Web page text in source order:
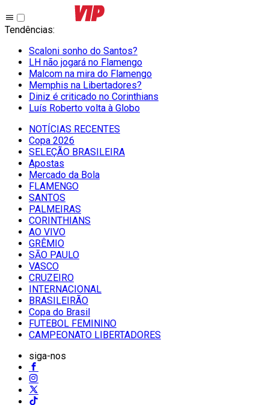
Tendências:
Scaloni sonho do Santos?
LH não jogará no Flamengo
Malcom na mira do Flamengo
Memphis na Libertadores?
Diniz é criticado no Corinthians
Luís Roberto volta à Globo
NOTÍCIAS RECENTES
Copa 2026
SELEÇÃO BRASILEIRA
Apostas
Mercado da Bola
FLAMENGO
SANTOS
PALMEIRAS
CORINTHIANS
AO VIVO
GRÊMIO
SĀO PAULO
VASCO
CRUZEIRO
INTERNACIONAL
BRASILEIRÃO
Copa do Brasil
FUTEBOL FEMININO
CAMPEONATO LIBERTADORES
siga-nos